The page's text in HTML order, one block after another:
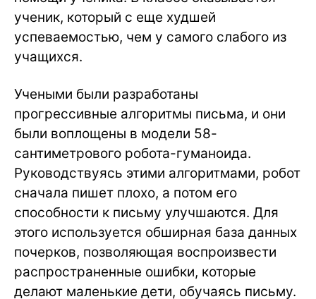
ученик, который с еще худшей
успеваемостью, чем у самого слабого из
учащихся.
Учеными были разработаны
прогрессивные алгоритмы письма, и они
были воплощены в модели 58-
сантиметрового робота-гуманоида.
Руководствуясь этими алгоритмами, робот
сначала пишет плохо, а потом его
способности к письму улучшаются. Для
этого используется обширная база данных
почерков, позволяющая воспроизвести
распространенные ошибки, которые
делают маленькие дети, обучаясь письму.